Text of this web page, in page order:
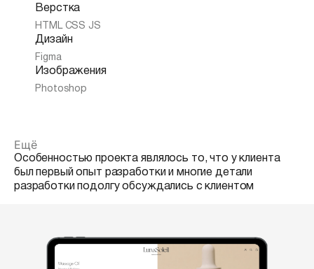
Верстка
HTML CSS JS
Дизайн
Figma
Изображения
Photoshop
Ещё
Особенностью проекта являлось то, что у клиента
был первый опыт разработки и многие детали
разработки подолгу обсуждались с клиентом